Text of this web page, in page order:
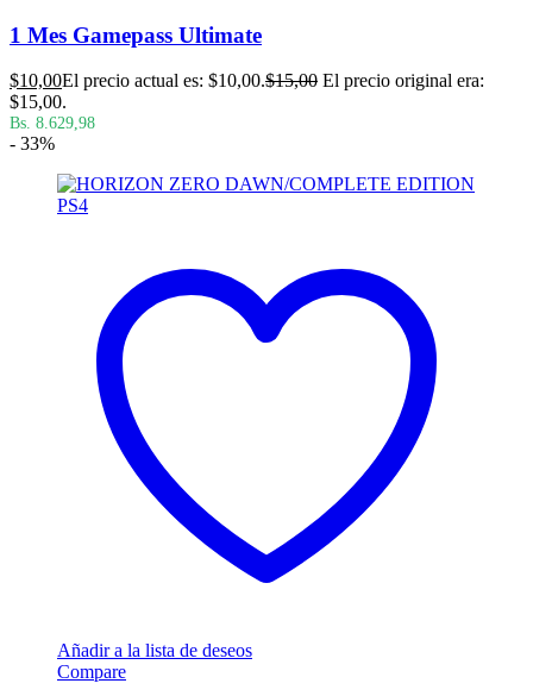
1 Mes Gamepass Ultimate
$10,00El precio actual es: $10,00.$15,00 El precio original era:
$15,00.
Bs. 8.629,98
- 33%
Añadir a la lista de deseos
Compare